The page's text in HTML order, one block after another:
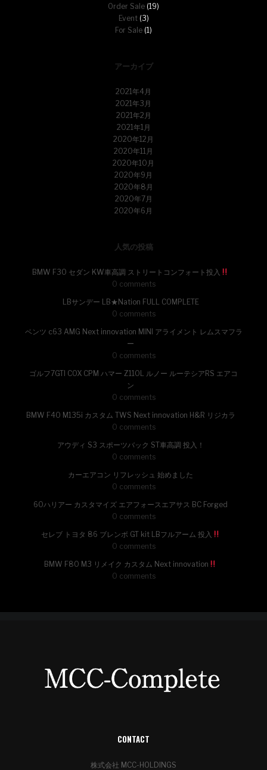
Order Sale (19)
Event(3)
For Sale (1)
アーカイブ
2021年4月
2021年3月
2021年2月
2021年1月
2020年12月
2020年11月
2020年10月
2020年9月
2020年8月
2020年7月
2020年6月
人気の投稿
BMW F30 セダン KW車高調 ストリートコンフォート投入
0 comments
LBサンデー LB★Nation FULL COMPLETE
0 comments
ベンツ c63 AMG Next innovation MINI アライメント レムスマフラ
ー
0 comments
ゴルフ7GTI COX CPM ハマー Z110L ルノー ルーテシアRS エアコ
ン
0 comments
BMW F40 M135i カスタム TWS Next innovation H&R リジカラ
0 comments
アウディ S3 スポーツバック ST車高調 投入！
0 comments
カーエアコン リフレッシュ 始めました
0 comments
60ハリアー カスタマイズ エアフォースエアサス BC Forged
0 comments
セレブ トヨタ 86 ブレンボ GT kit LBフルアーム 投入
0 comments
BMW F80 M3 リメイク カスタム Next innovation
0 comments
CONTACT
株式会社 MCC-HOLDINGS